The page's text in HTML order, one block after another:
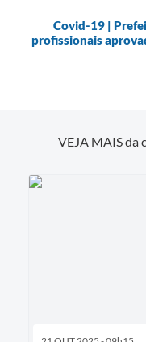
Covid-19 |
profissionais
VEJA MAIS da